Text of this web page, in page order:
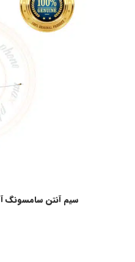
افزودن به سبد خرید